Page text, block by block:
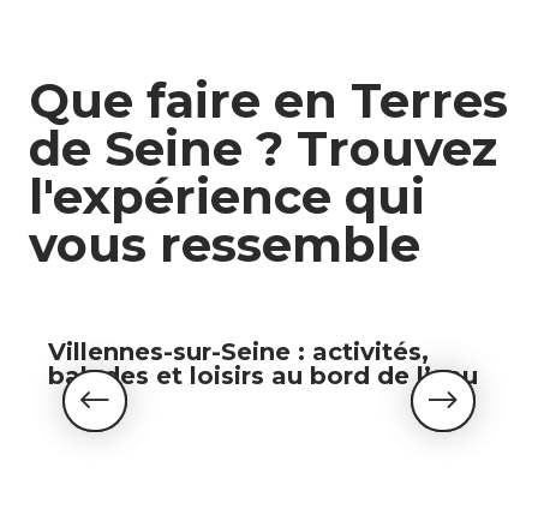
Que faire en Terres
de Seine ? Trouvez
l'expérience qui
vous ressemble
Villennes-sur-Seine : activités,
balades et loisirs au bord de l’eau